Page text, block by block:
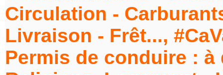
Circulation -
Livraison - Frêt...,
Permis de conduire :